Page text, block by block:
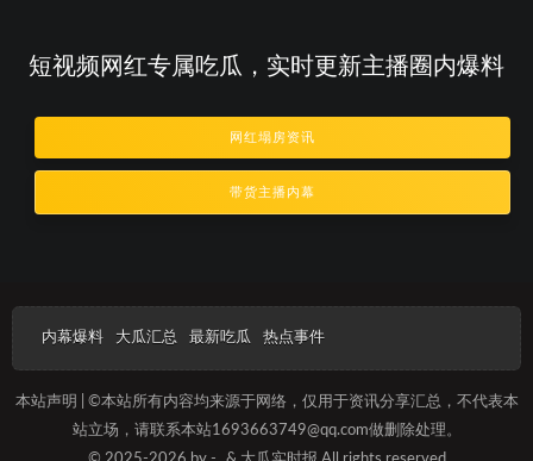
短视频网红专属吃瓜，实时更新主播圈内爆料
网红塌房资讯
带货主播内幕
内幕爆料 大瓜汇总 最新吃瓜 热点事件
本站声明 | ©本站所有内容均来源于网络，仅用于资讯分享汇总，不代表本
站立场，请联系本站1693663749@qq.com做删除处理。